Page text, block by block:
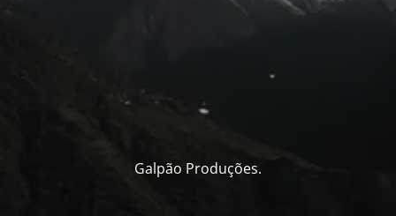
Galpão Produções.